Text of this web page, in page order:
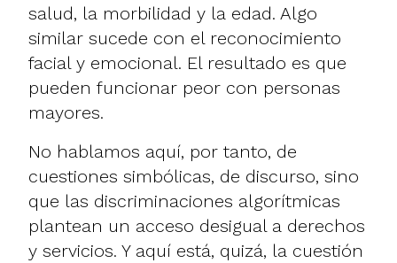
salud, la morbilidad y la edad. Algo
similar sucede con el reconocimiento
facial y emocional. El resultado es que
pueden funcionar peor con personas
mayores.
No hablamos aquí, por tanto, de
cuestiones simbólicas, de discurso, sino
que las discriminaciones algorítmicas
plantean un acceso desigual a derechos
y servicios. Y aquí está, quizá, la cuestión